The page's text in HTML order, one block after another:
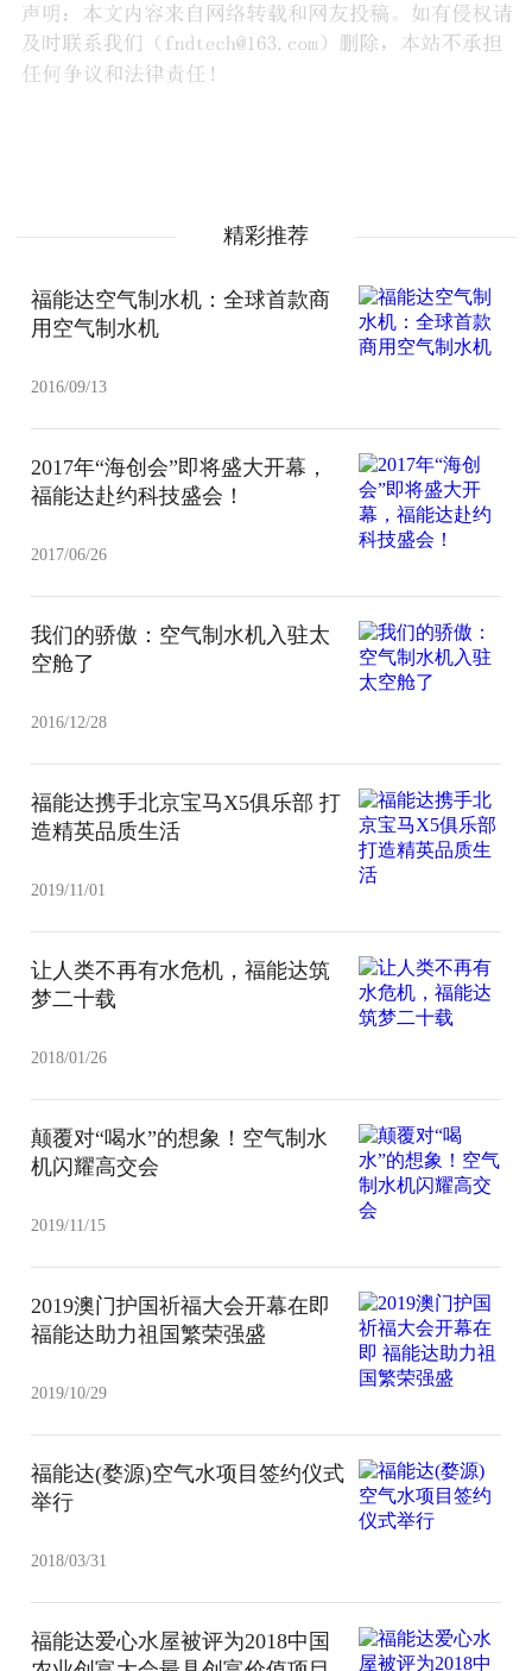
精彩推荐
福能达空气制水机：全球首款商
用空气制水机
2016/09/13
2017年“海创会”即将盛大开幕，
福能达赴约科技盛会！
2017/06/26
我们的骄傲：空气制水机入驻太
空舱了
2016/12/28
福能达携手北京宝马X5俱乐部 打
造精英品质生活
2019/11/01
让人类不再有水危机，福能达筑
梦二十载
2018/01/26
颠覆对“喝水”的想象！空气制水
机闪耀高交会
2019/11/15
2019澳门护国祈福大会开幕在即
福能达助力祖国繁荣强盛
2019/10/29
福能达(婺源)空气水项目签约仪式
举行
2018/03/31
福能达爱心水屋被评为2018中国